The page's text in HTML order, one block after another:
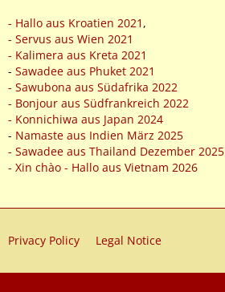
- Hallo aus Kroatien 2021 ,
- Servus aus Wien 2021
- Kalimera aus Kreta 2021
- Sawadee aus Phuket 2021
- Sawubona aus Südafrika 2022
- Bonjour aus Südfrankreich 2022
- Konnichiwa aus Japan 2024
- Namaste aus Indien März 2025
- Sawadee aus Thailand Dezember 2025
- Xin chào - Hallo aus Vietnam 2026
Privacy Policy Legal Notice